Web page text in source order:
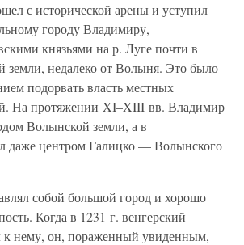
с исторической арены и уступил
городу Владимиру,
князьями на р. Луге почти в
земли, недалеко от Волыня. Это было
подорвать власть местных
На протяжении XI–XIII вв. Владимир
Волынской земли, а в
даже центром Галицко — Волынского
собой большой город и хорошо
Когда в 1231 г. венгерский
к нему, он, пораженный увиденным,